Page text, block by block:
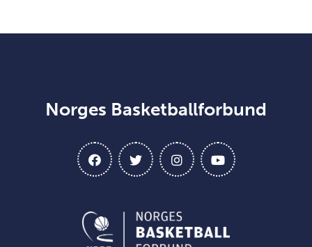
Norges Basketballforbund